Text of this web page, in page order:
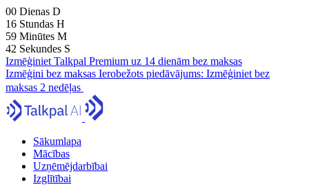
00 Dienas D
16 Stundas H
59 Minūtes M
41 Sekundes S
Izmēģiniet Talkpal Premium uz 14 dienām bez maksas
Izmēģini bez maksas Ierobežots piedāvājums: Izmēģiniet bez
maksas 2 nedēļas
Sākumlapa
Mācības
Uzņēmējdarbībai
Izglītībai